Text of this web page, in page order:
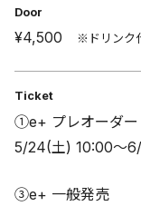
Door
¥4,500 ※ドリンク
Ticket
①e+ プレオーダー
5/24(土) 10:00〜
③e+ 一般発売